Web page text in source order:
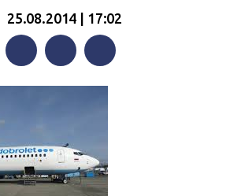
25.08.2014 | 17:02